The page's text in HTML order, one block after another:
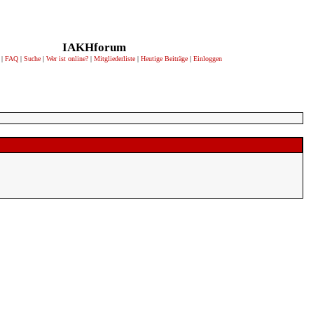
IAKHforum
| FAQ | Suche | Wer ist online? | Mitgliederliste | Heutige Beiträge | Einloggen